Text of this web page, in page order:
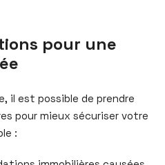
pour une
il est possible de prendre
pour mieux sécuriser votre
: